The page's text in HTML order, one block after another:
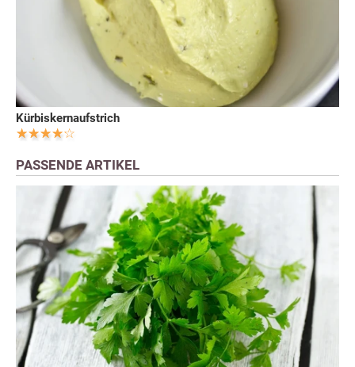
Kürbiskernaufstrich
PASSENDE ARTIKEL